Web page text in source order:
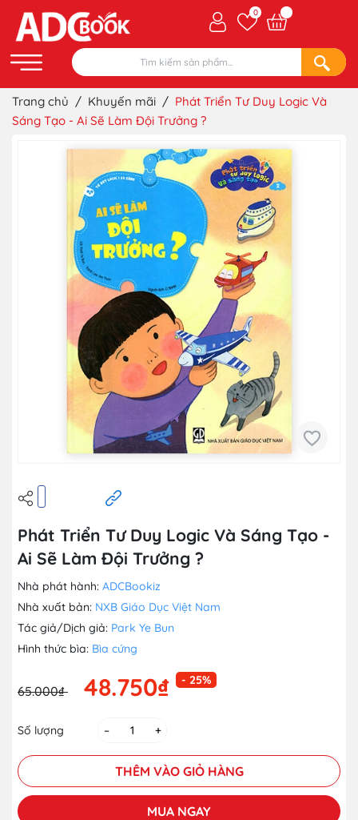
0
Trang chủ / Khuyến mãi / Phát Triển Tư Duy Logic Và
Sáng Tạo - Ai Sẽ Làm Đội Trưởng ?
Phát Triển Tư Duy Logic Và Sáng Tạo -
Ai Sẽ Làm Đội Trưởng ?
Nhà phát hành: ADCBookiz
Nhà xuất bản: NXB Giáo Dục Việt Nam
Tác giả/Dịch giả: Park Ye Bun
Hình thức bìa: Bìa cứng
65.000₫ 48.750₫ - 25%
Số lượng – +
THÊM VÀO GIỎ HÀNG
MUA NGAY